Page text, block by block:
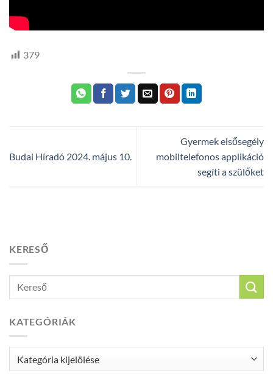
379
Budai Híradó 2024. május 10.
Gyermek elsősegély
mobiltelefonos applikáció
segíti a szülőket
KERESŐ
KATEGÓRIÁK